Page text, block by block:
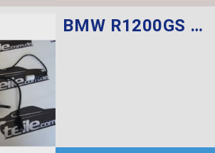
BMW R1200GS Federbein vorn ESA